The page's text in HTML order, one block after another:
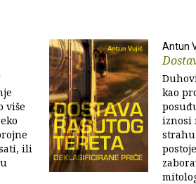
više
ili
Antun
kao
iznosi